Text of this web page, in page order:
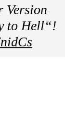
Version
to Hell“!